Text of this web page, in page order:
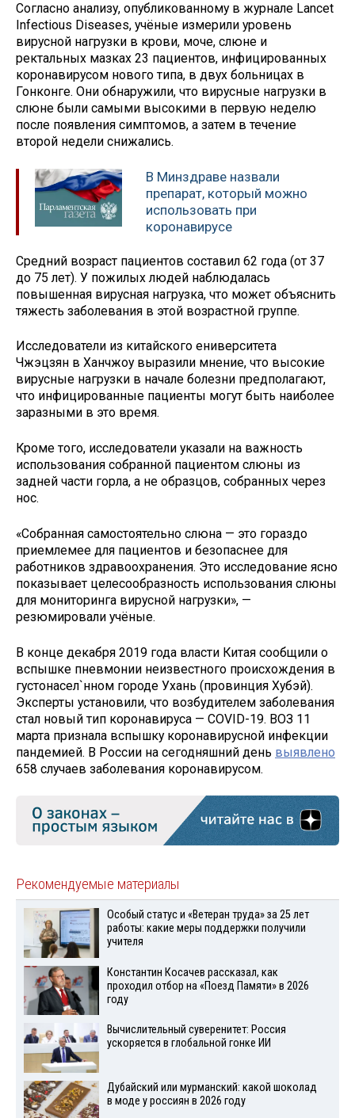
Согласно анализу, опубликованному в журнале Lancet
Infectious Diseases, учёные измерили уровень
вирусной нагрузки в крови, моче, слюне и
ректальных мазках 23 пациентов, инфицированных
коронавирусом нового типа, в двух больницах в
Гонконге. Они обнаружили, что вирусные нагрузки в
слюне были самыми высокими в первую неделю
после появления симптомов, а затем в течение
второй недели снижались.
В Минздраве назвали
препарат, который можно
использовать при
коронавирусе
Средний возраст пациентов составил 62 года (от 37
до 75 лет). У пожилых людей наблюдалась
повышенная вирусная нагрузка, что может объяснить
тяжесть заболевания в этой возрастной группе.
Исследователи из китайского eниверситета
Чжэцзян в Ханчжоу выразили мнение, что высокие
вирусные нагрузки в начале болезни предполагают,
что инфицированные пациенты могут быть наиболее
заразными в это время.
Кроме того, исследователи указали на важность
использования собранной пациентом слюны из
задней части горла, а не образцов, собранных через
нос.
«Собранная самостоятельно слюна — это гораздо
приемлемее для пациентов и безопаснее для
работников здравоохранения. Это исследование ясно
показывает целесообразность использования слюны
для мониторинга вирусной нагрузки», —
резюмировали учёные.
В конце декабря 2019 года власти Китая сообщили о
вспышке пневмонии неизвестного происхождения в
густонасел`нном городе Ухань (провинция Хубэй).
Эксперты установили, что возбудителем заболевания
стал новый тип коронавируса — COVID-19. ВОЗ 11
марта признала вспышку коронавирусной инфекции
пандемией. В России на сегодняшний день выявлено
658 случаев заболевания коронавирусом.
Рекомендуемые материалы
Особый статус и «Ветеран труда» за 25 лет
работы: какие меры поддержки получили
учителя
Константин Косачев рассказал, как
проходил отбор на «Поезд Памяти» в 2026
году
Вычислительный суверенитет: Россия
ускоряется в глобальной гонке ИИ
Дубайский или мурманский: какой шоколад
в моде у россиян в 2026 году